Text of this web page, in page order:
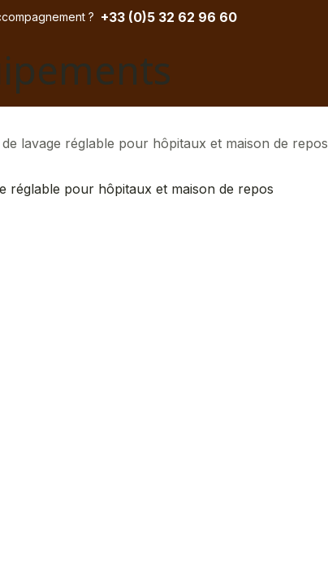
? ​ +33 (0)5 32 62 96 60
de lavage réglable pour hôpitaux et maison de repos